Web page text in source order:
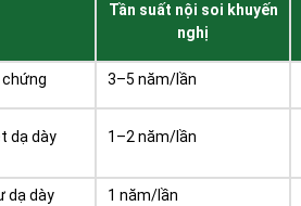
Tần suất nội soi khuyến
nghị
chứng 3–5 năm/lần
dạ dày 1–2 năm/lần
dạ dày 1 năm/lần